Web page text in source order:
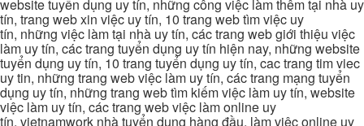
website tuyển dụng uy tín, những công việc làm thêm tại nhà uy
tín, trang web xin việc uy tín, 10 trang web tìm việc uy
tín, những việc làm tại nhà uy tín, các trang web giới thiệu việc
làm uy tín, các trang tuyển dụng uy tín hiện nay, những website
tuyển dụng uy tín, 10 trang tuyển dụng uy tín, cac trang tim viec
uy tin, những trang web việc làm uy tín, các trang mạng tuyển
dụng uy tín, những trang web tìm kiếm việc làm uy tín, website
việc làm uy tín, các trang web việc làm online uy
tín, vietnamwork nhà tuyển dụng hàng đầu, làm việc online uy